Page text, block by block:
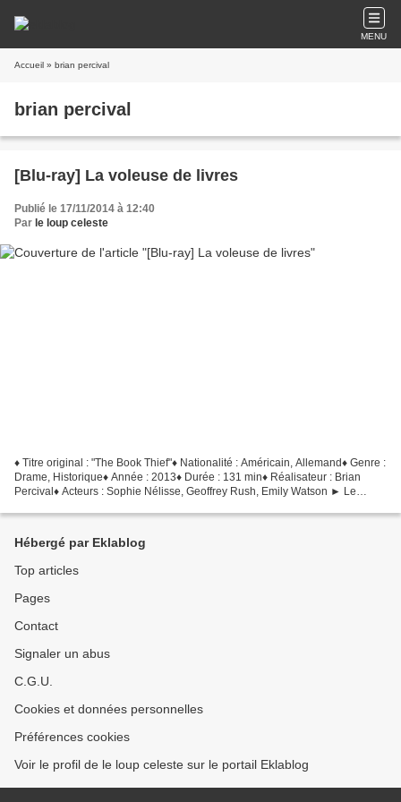
MENU
Accueil » brian percival
brian percival
[Blu-ray] La voleuse de livres
Publié le 17/11/2014 à 12:40
Par le loup celeste
♦ Titre original : "The Book Thief"♦ Nationalité : Américain, Allemand♦ Genre :
Drame, Historique♦ Année : 2013♦ Durée : 131 min♦ Réalisateur : Brian
Percival♦ Acteurs : Sophie Nélisse, Geoffrey Rush, Emily Watson ► Le
Hébergé par Eklablog
Top articles
Pages
Contact
Signaler un abus
C.G.U.
Cookies et données personnelles
Préférences cookies
Voir le profil de le loup celeste sur le portail Eklablog